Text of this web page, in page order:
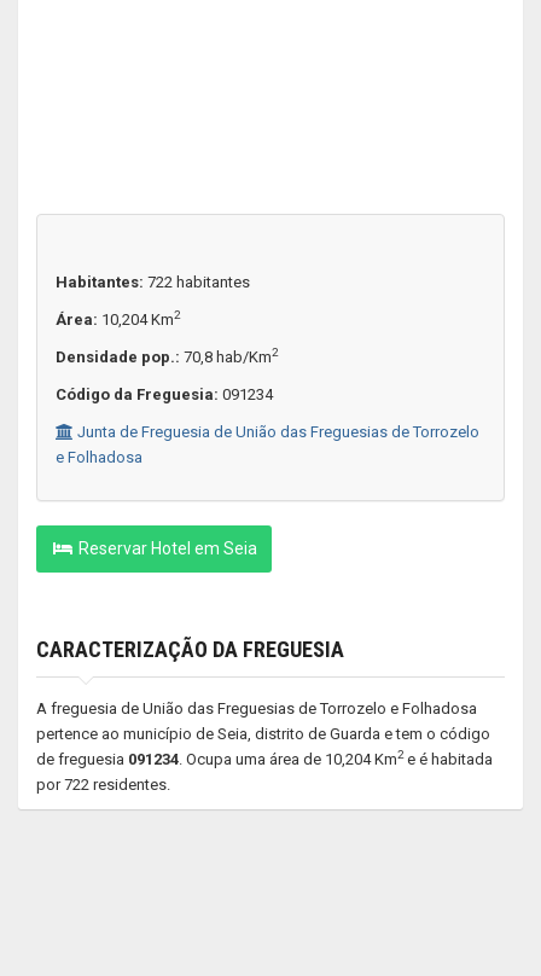
Habitantes: 722 habitantes
Área: 10,204 Km2
Densidade pop.: 70,8 hab/Km2
Código da Freguesia: 091234
Junta de Freguesia de União das Freguesias de Torrozelo
e Folhadosa
Reservar Hotel em Seia
CARACTERIZAÇÃO DA FREGUESIA
A freguesia de União das Freguesias de Torrozelo e Folhadosa
pertence ao município de Seia, distrito de Guarda e tem o código
de freguesia 091234. Ocupa uma área de 10,204 Km2e é habitada
por 722 residentes.